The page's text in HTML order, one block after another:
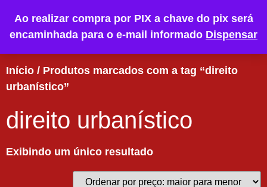
Ao realizar compra por PIX a chave do pix será
encaminhada para o e-mail informado Dispensar
Início / Produtos marcados com a tag “direito
urbanístico”
direito urbanístico
Exibindo um único resultado